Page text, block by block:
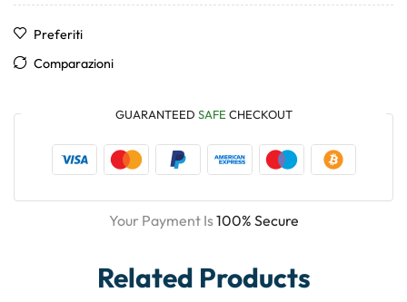
Preferiti
Comparazioni
GUARANTEED SAFE CHECKOUT
Your Payment Is100% Secure
Related Products